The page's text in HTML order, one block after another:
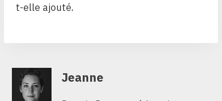
t-elle ajouté.
Jeanne